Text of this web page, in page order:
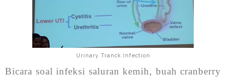
Urinary Tranck Infection
Bicara soal infeksi saluran kemih, buah cranberry